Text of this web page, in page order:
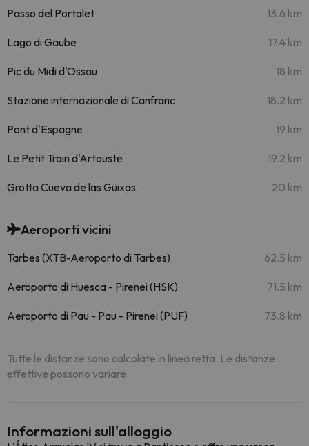
Passo del Portalet 13.6 km
Lago di Gaube 17.4 km
Pic du Midi d'Ossau 18 km
Stazione internazionale di Canfranc 18.2 km
Pont d'Espagne 19 km
Le Petit Train d'Artouste 19.2 km
Grotta Cueva de las Güixas 20 km
Aeroporti vicini
Tarbes (XTB-Aeroporto di Tarbes) 62.5 km
Aeroporto di Huesca - Pirenei (HSK) 71.5 km
Aeroporto di Pau - Pau - Pirenei (PUF) 73.8 km
Tutte le distanze sono calcolate in linea retta. Le distanze
effettive possono variare.
Informazioni sull'alloggio